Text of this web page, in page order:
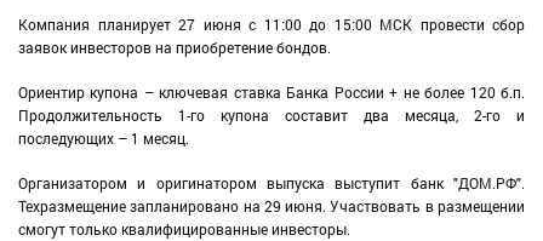
Компания планирует 27 июня с 11:00 до 15:00 МСК провести сбор
заявок инвесторов на приобретение бондов.
Ориентир купона – ключевая ставка Банка России + не более 120 б.п.
Продолжительность 1-го купона составит два месяца, 2-го и
последующих – 1 месяц.
Организатором и оригинатором выпуска выступит банк "ДОМ.РФ".
Техразмещение запланировано на 29 июня. Участвовать в размещении
смогут только квалифицированные инвесторы.